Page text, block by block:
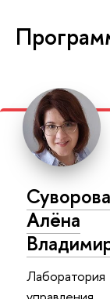
Суворова
Алёна
Лаборатория